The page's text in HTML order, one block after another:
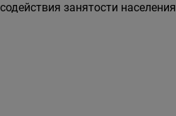
занятости населения